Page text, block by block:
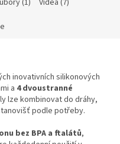
inovativních silikonových
a 4 dvoustranné
lze kombinovat do dráhy,
podle potřeby.
bez BPA a ftalátů,